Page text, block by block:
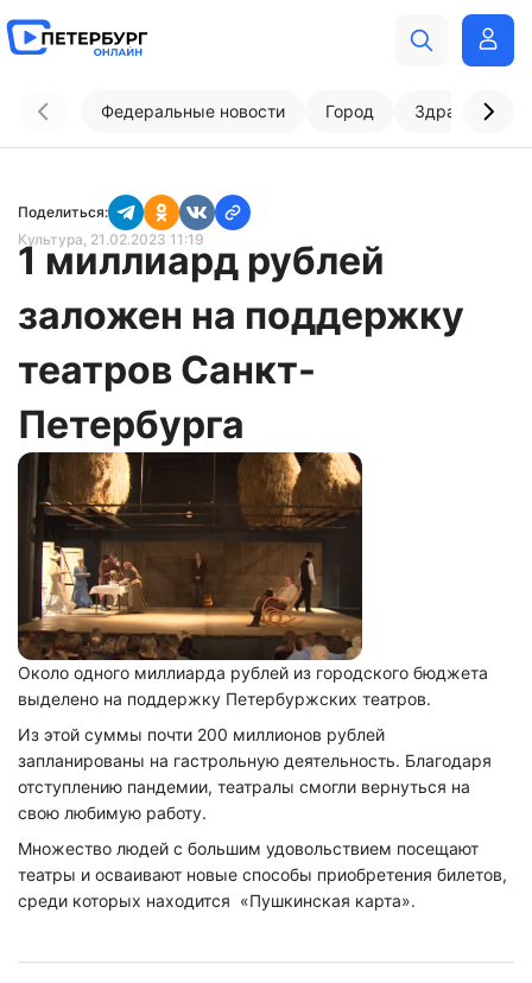
Федеральные новости Город
Поделиться:
Культура, 21.02.2023 11:19
1 миллиард рублей
заложен на поддержку
театров Санкт-
Петербурга
Около одного миллиарда рублей из городского бюджета
выделено на поддержку Петербуржских театров.
Из этой суммы почти 200 миллионов рублей
запланированы на гастрольную деятельность. Благодаря
отступлению пандемии, театралы смогли вернуться на
свою любимую работу.
Множество людей с большим удовольствием посещают
театры и осваивают новые способы приобретения билетов,
среди которых находится «Пушкинская карта».